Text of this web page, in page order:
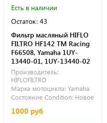
Есть в наличии
Остаток: 43
Фильтр масляный HIFLO
FILTRO HF142 TM Racing
F66508, Yamaha 1UY-
13440-01, 1UY-13440-02
Производитель:
HIFLOFILTRO
Марка мотоцикла: Yamaha
Состояние Condition: Новое
1000 руб